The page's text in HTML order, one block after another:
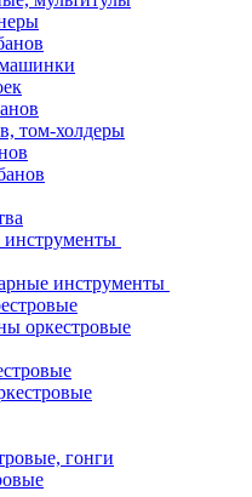
том-холдеры
инструменты
инструменты
оркестровые
гонги